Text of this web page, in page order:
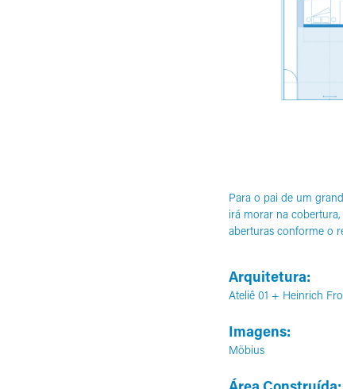
Para o pai de um
irá morar na
aberturas conforme o
Arquitetura:
Ateliê 01 + Heinrich
Imagens:
Möbius